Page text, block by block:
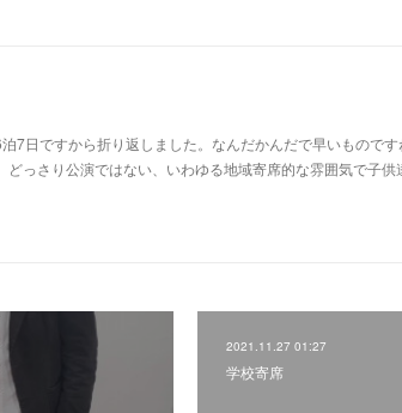
7日ですから折り返しました。なんだかんだで早いもので
っさり公演ではない、いわゆる地域寄席的な雰囲気で子供
2021.11.27 01:27
学校寄席